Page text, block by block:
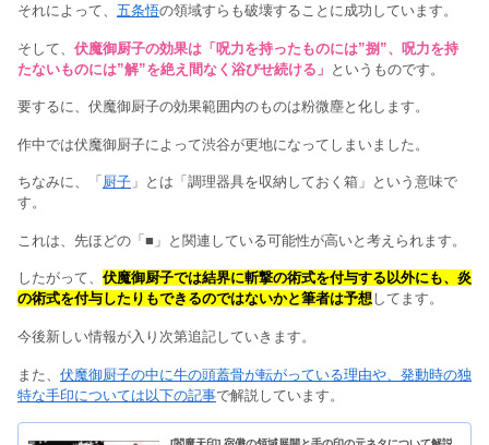
それによって、 五条悟の領域すらも破壊することに成功しています。
そして、 伏魔御厨子の効果は「呪力を持ったものには”捌”、呪力を持
たないものには”解”を絶え間なく浴びせ続ける」 というものです。
要するに、伏魔御厨子の効果範囲内のものは粉微塵と化します。
作中では伏魔御厨子によって渋谷が更地になってしまいました。
ちなみに、「 厨子 」とは「調理器具を収納しておく箱」という意味で
す。
これは、先ほどの「■」と関連している可能性が高いと考えられます。
したがって、 伏魔御厨子では結界に斬撃の術式を付与する以外にも、炎
の術式を付与したりもできるのではないかと筆者は予想してます。
今後新しい情報が入り次第追記していきます。
また、 伏魔御厨子の中に牛の頭蓋骨が転がっている理由や、発動時の独
特な手印については以下の記事で解説しています。